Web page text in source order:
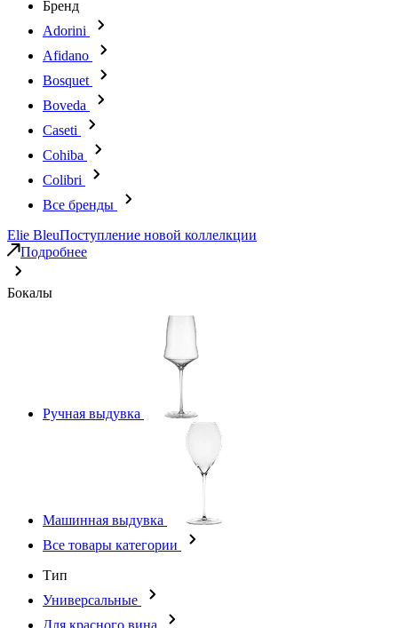
Бренд
Adorini
Afidano
Bosquet
Boveda
Caseti
Cohiba
Colibri
Все бренды
Elie BleuПоступление новой коллелкции
Подробнее
Бокалы
Ручная выдувка
Машинная выдувка
Все товары категории
Тип
Универсальные
Для красного вина